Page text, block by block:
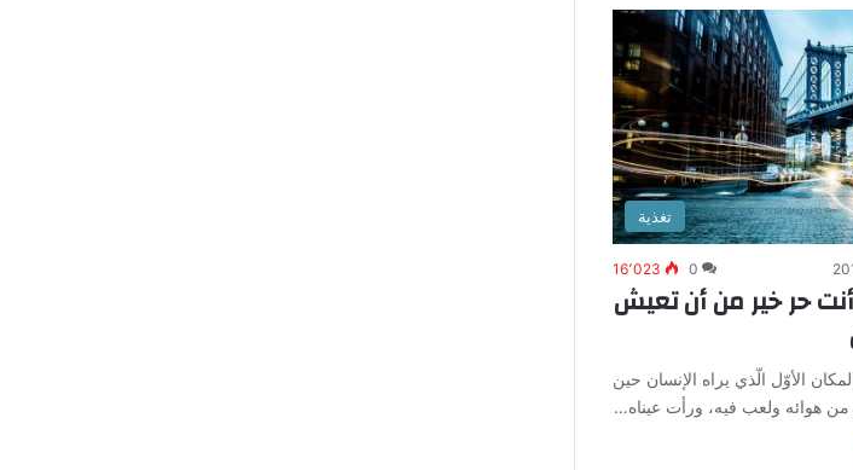
تغذية
0 16٬023
حر خير من أن تعيش
الأوّل الّذي يراه الإنسان حين
من هوائه ولعب فيه، ورأت عيناه…